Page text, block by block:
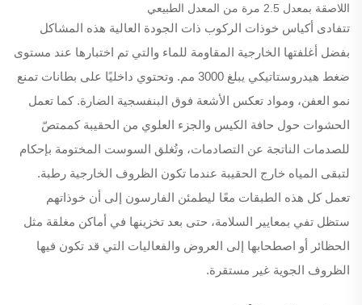
اللاصقة بمعدل 2.5 مرة من المعدل الطبيعي
تتفادى أكياس خوذات الركوب ذات الجودة العالية هذه المشاكل
بفضل أغلفتها الخارجية المقاومة للماء والتي تم اختبارها عند مستوى
ضغط هيدروستاتيكي يبلغ 3000 مم. وتحتوي داخليًا على بطانات تمنع
نمو العفن، ومواد تعكس الأشعة فوق البنفسجية الضارة. كما تعمل
الحشوات حول حافة الكيس والجزء العلوي من الحقيبة كممتصّ
للصدمات الناتجة عن التصادمات، وتُغلق السوست المختومة بإحكام
لتبقى المياه خارج الحقيبة عندما تكون الظروف الخارجية رطبة.
تعمل كل هذه الطبقات معًا ليطمئن الفارسون إلى أن خوذاتهم
ستظل تفي بمعايير السلامة، حتى بعد تخزينها في أماكن مغلقة مثل
الحظائر أو اصطحابها إلى العروض والفعاليات التي قد تكون فيها
الظروف الجوية غير مستقرة.